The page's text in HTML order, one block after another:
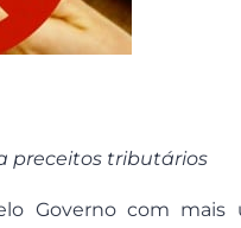
preceitos tributários
Governo com mais